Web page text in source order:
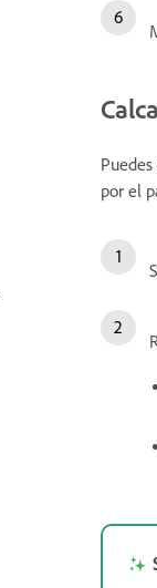
por el